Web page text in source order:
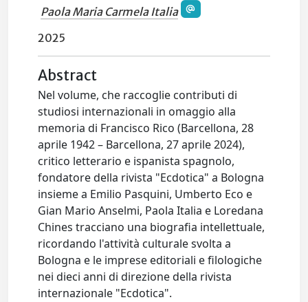
Paola Maria Carmela Italia
2025
Abstract
Nel volume, che raccoglie contributi di
studiosi internazionali in omaggio alla
memoria di Francisco Rico (Barcellona, 28
aprile 1942 – Barcellona, 27 aprile 2024),
critico letterario e ispanista spagnolo,
fondatore della rivista "Ecdotica" a Bologna
insieme a Emilio Pasquini, Umberto Eco e
Gian Mario Anselmi, Paola Italia e Loredana
Chines tracciano una biografia intellettuale,
ricordando l'attività culturale svolta a
Bologna e le imprese editoriali e filologiche
nei dieci anni di direzione della rivista
internazionale "Ecdotica".